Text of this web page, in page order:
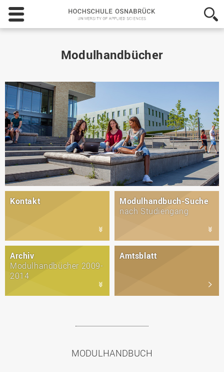
Hochschule
Osnabrück
-
Modulhandbücher
Kontakt
Modulhandbuch-Suche
nach Studiengang
Archiv
Modulhandbücher 2009-
2014
Amtsblatt
MODULHANDBUCH